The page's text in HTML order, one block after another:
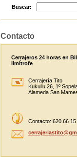
Buscar:
Contacto
Cerrajeros 24 horas en
limítrofe
Cerrajería Tito
Kukullu 26, 1º
Alameda San
Contacto: 620 66 15
cerrajeriastito@